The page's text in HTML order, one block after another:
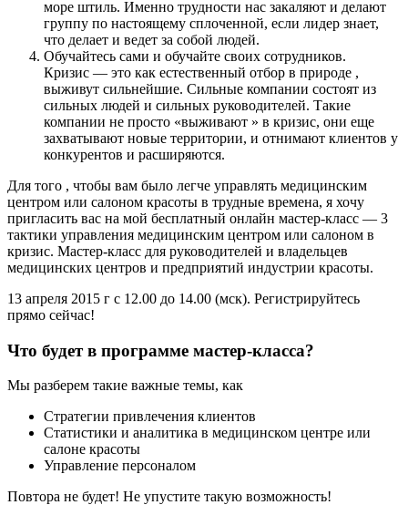
море штиль. Именно трудности нас закаляют и делают
группу по настоящему сплоченной, если лидер знает,
что делает и ведет за собой людей.
Обучайтесь сами и обучайте своих сотрудников.
Кризис — это как естественный отбор в природе ,
выживут сильнейшие. Сильные компании состоят из
сильных людей и сильных руководителей. Такие
компании не просто «выживают » в кризис, они еще
захватывают новые территории, и отнимают клиентов у
конкурентов и расширяются.
Для того , чтобы вам было легче управлять медицинским
центром или салоном красоты в трудные времена, я хочу
пригласить вас на мой бесплатный онлайн мастер-класс — 3
тактики управления медицинским центром или салоном в
кризис. Мастер-класс для руководителей и владельцев
медицинских центров и предприятий индустрии красоты.
13 апреля 2015 г с 12.00 до 14.00 (мск). Регистрируйтесь
прямо сейчас!
Что будет в программе мастер-класса?
Мы разберем такие важные темы, как
Стратегии привлечения клиентов
Статистики и аналитика в медицинском центре или
салоне красоты
Управление персоналом
Повтора не будет! Не упустите такую возможность!